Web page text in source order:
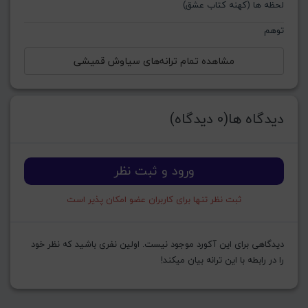
لحظه ها (کهنه کتاب عشق)
توهم
مشاهده تمام ترانه‌های سیاوش قمیشی
دیدگاه ها(0 دیدگاه)
ورود و ثبت نظر
ثبت نظر تنها برای کاربران عضو امکان پذیر است
دیدگاهی برای این آکورد موجود نیست. اولین نفری باشید که نظر خود
را در رابطه با این ترانه بیان میکند!